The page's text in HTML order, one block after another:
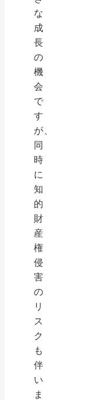
な
成
長
の
機
会
で
す
が、
同
時
に
知
的
財
産
権
侵
害
の
リ
ス
ク
も
伴
い
ま